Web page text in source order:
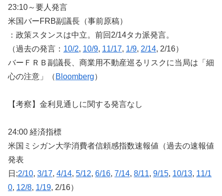
23:10～要人発言
米国バーFRB副議長（事前原稿）
：政策スタンスは中立。前回2/14タカ派発言。
（過去の発言： 10/2, 10/9, 11/17, 1/9, 2/14, 2/16）
バーＦＲＢ副議長、商業用不動産巡るリスクに当局は「細
心の注意」（ Bloomberg）
【考察】金利見通しに関する発言なし
24:00 経済指標
米国ミシガン大学消費者信頼感指数速報値（過去の速報値
発表
日;2/10, 3/17, 4/14, 5/12, 6/16, 7/14, 8/11, 9/15, 10/13, 11/1
0, 12/8, 1/19, 2/16）